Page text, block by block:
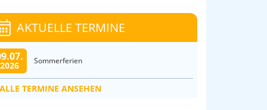
AKTUELLE TERMINE
2026 Sommerferien
ALLE TERMINE ANSEHEN